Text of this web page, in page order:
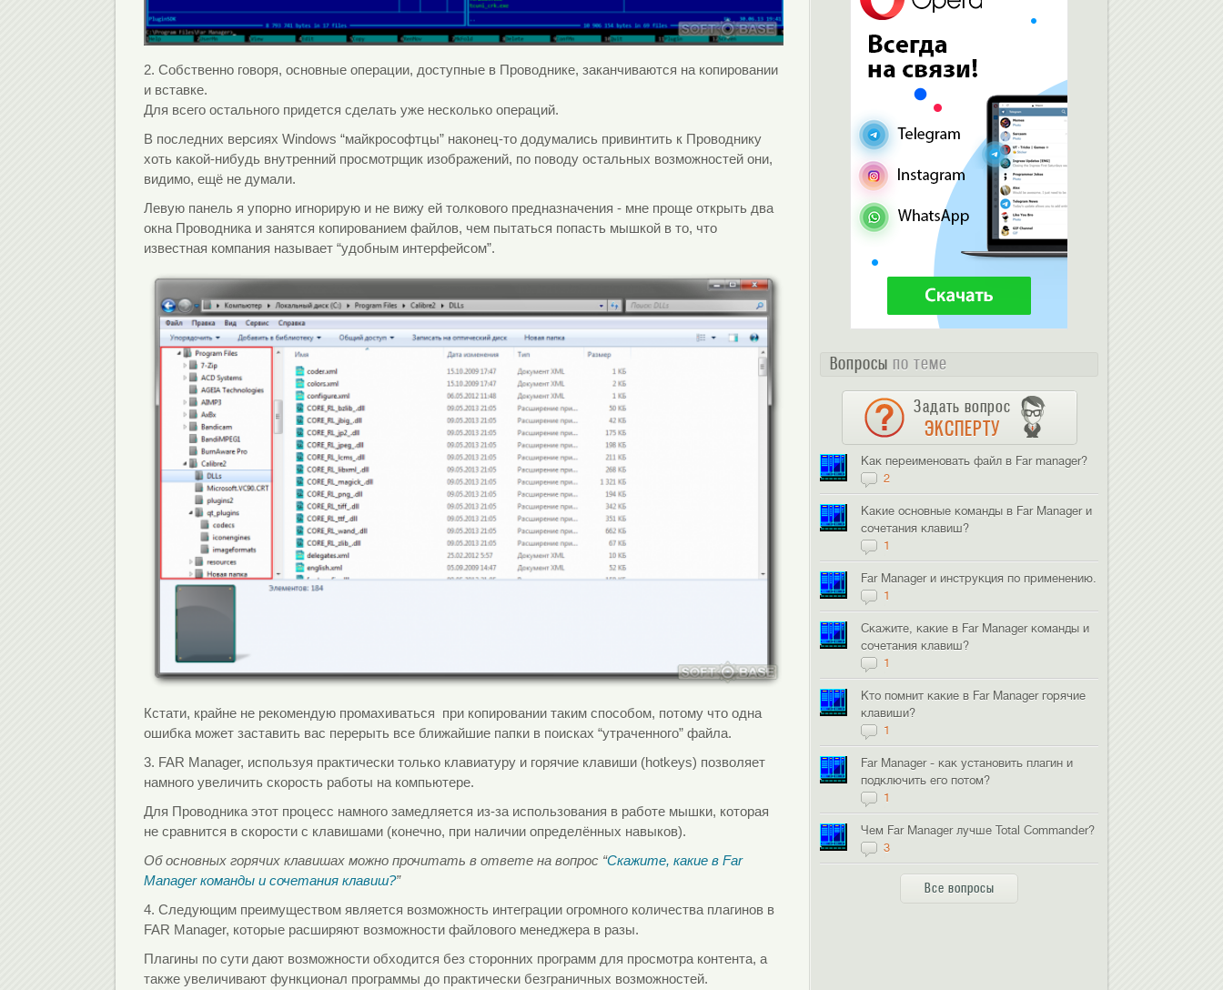
2. Собственно говоря, основные операции, доступные в Проводнике, заканчиваются на копировании
и вставке.
Для всего остального придется сделать уже несколько операций.
В последних версиях Windows “майкрософтцы” наконец-то додумались привинтить к Проводнику
хоть какой-нибудь внутренний просмотрщик изображений, по поводу остальных возможностей они,
видимо, ещё не думали.
Левую панель я упорно игнорирую и не вижу ей толкового предназначения - мне проще открыть два
окна Проводника и занятся копированием файлов, чем пытаться попасть мышкой в то, что
известная компания называет “удобным интерфейсом”.
Кстати, крайне не рекомендую промахиваться при копировании таким способом, потому что одна
ошибка может заставить вас перерыть все ближайшие папки в поисках “утраченного” файла.
3. FAR Manager, используя практически только клавиатуру и горячие клавиши (hotkeys) позволяет
намного увеличить скорость работы на компьютере.
Для Проводника этот процесс намного замедляется из-за использования в работе мышки, которая
не сравнится в скорости с клавишами (конечно, при наличии определённых навыков).
Об основных горячих клавишах можно прочитать в ответе на вопрос “Скажите, какие в Far
Manager команды и сочетания клавиш?”
4. Следующим преимуществом является возможность интеграции огромного количества плагинов в
FAR Manager, которые расширяют возможности файлового менеджера в разы.
Плагины по сути дают возможности обходится без сторонних программ для просмотра контента, а
также увеличивают функционал программы до практически безграничных возможностей.
Вопросы по теме
Задать вопрос
ЭКСПЕРТУ
Как переименовать файл в Far manager?
2
Какие основные команды в Far Manager и
сочетания клавиш?
1
Far Manager и инструкция по применению.
1
Скажите, какие в Far Manager команды и
сочетания клавиш?
1
Кто помнит какие в Far Manager горячие
клавиши?
1
Far Manager - как установить плагин и
подключить его потом?
1
Чем Far Manager лучше Total Commander?
3
Все вопросы